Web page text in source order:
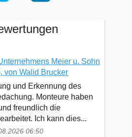
Meier u. Sohn
von Walid Brucker
und Erkennung des
Monteure haben
freundlich die
Ich kann dies...
06:50